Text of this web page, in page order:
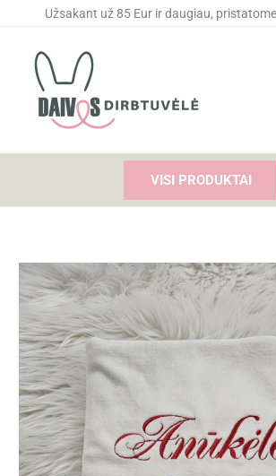
Užsakant už 85 Eur ir daugiau,
VISI PRODUKTAI
produkto
kiekis:
Siuvinėtas
rankšluostis
ANŪKĖLEI
baltas
su
karūna